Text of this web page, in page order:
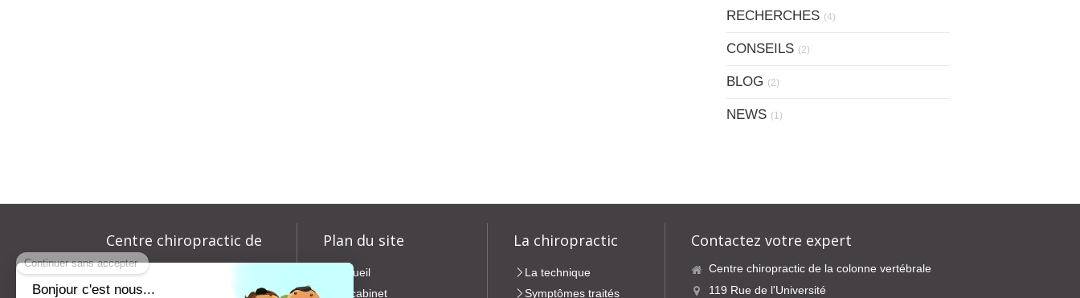
RECHERCHES (4)
CONSEILS (2)
BLOG (2)
NEWS (1)
Centre chiropractic de
la colonne vertébrale
Plan du site
Accueil
Le cabinet
La chiropractic
La technique
Symptômes traités
Contactez votre expert
Centre chiropractic de la colonne vertébrale
119 Rue de l'Université